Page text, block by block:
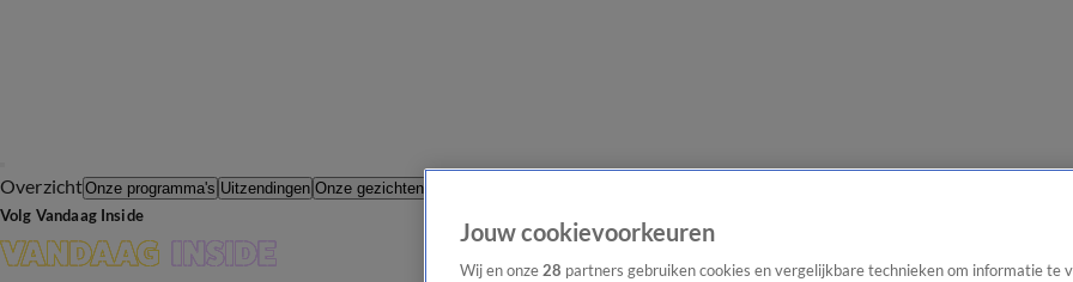
OverzichtOnze programma's Uitzendingen Onze gezichten
Volg Vandaag Inside
Jouw cookievoorkeuren
Wij en onze 28 partners gebruiken cookies en vergelijkbare technieken om informatie te